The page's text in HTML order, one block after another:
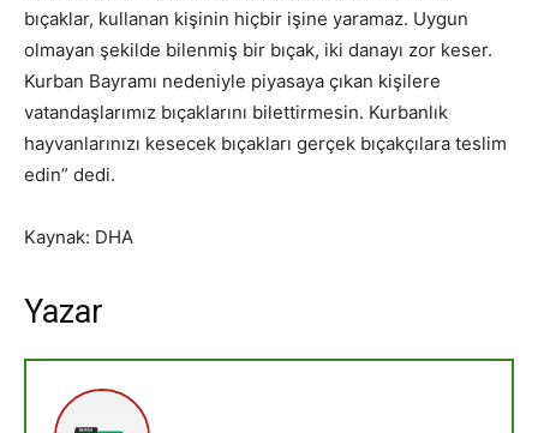
bıçaklar, kullanan kişinin hiçbir işine yaramaz. Uygun
olmayan şekilde bilenmiş bir bıçak, iki danayı zor keser.
Kurban Bayramı nedeniyle piyasaya çıkan kişilere
vatandaşlarımız bıçaklarını bilettirmesin. Kurbanlık
hayvanlarınızı kesecek bıçakları gerçek bıçakçılara teslim
edin” dedi.
Kaynak: DHA
Yazar